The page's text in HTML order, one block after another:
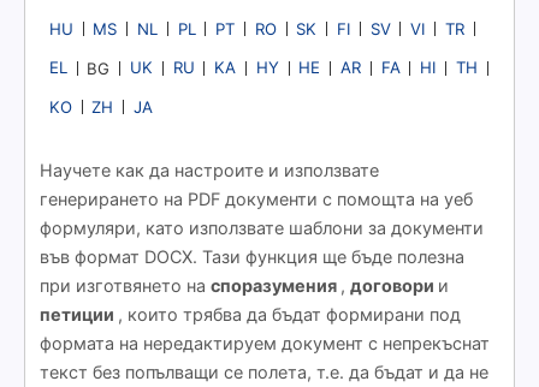
HU MS NL PL PT RO SK FI SV VI TR
EL BG UK RU KA HY HE AR FA HI TH
KO ZH JA
Научете как да настроите и използвате
генерирането на PDF документи с помощта на уеб
формуляри, като използвате шаблони за документи
във формат DOCX. Тази функция ще бъде полезна
при изготвянето на споразумения , договори и
петиции , които трябва да бъдат формирани под
формата на нередактируем документ с непрекъснат
текст без попълващи се полета, т.е. да бъдат и да не